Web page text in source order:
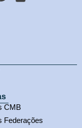
CMB
Federações